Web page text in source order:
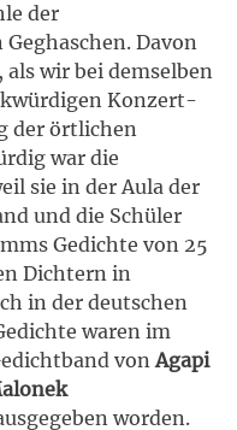
der
Davon
wir bei demselben
Konzert-
der örtlichen
war die
sie in der Aula der
und die Schüler
Gedichte von 25
Dichtern in
in der deutschen
waren im
vonAgapi
worden.